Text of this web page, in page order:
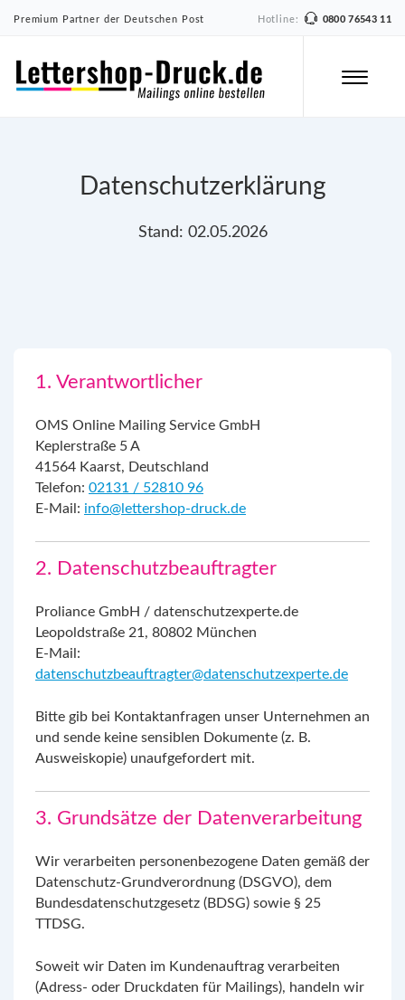
Premium Partner der Deutschen Post Hotline: 0800 76543 11
Datenschutzerklärung
Stand: 02.05.2026
1. Verantwortlicher
OMS Online Mailing Service GmbH
Keplerstraße 5 A
41564 Kaarst, Deutschland
Telefon: 02131 / 52810 96
E-Mail: info@lettershop-druck.de
2. Datenschutzbeauftragter
Proliance GmbH / datenschutzexperte.de
Leopoldstraße 21, 80802 München
E-Mail:
datenschutzbeauftragter@datenschutzexperte.de
Bitte gib bei Kontaktanfragen unser Unternehmen an
und sende keine sensiblen Dokumente (z. B.
Ausweiskopie) unaufgefordert mit.
3. Grundsätze der Datenverarbeitung
Wir verarbeiten personenbezogene Daten gemäß der
Datenschutz-Grundverordnung (DSGVO), dem
Bundesdatenschutzgesetz (BDSG) sowie § 25
TTDSG.
Soweit wir Daten im Kundenauftrag verarbeiten
(Adress- oder Druckdaten für Mailings), handeln wir